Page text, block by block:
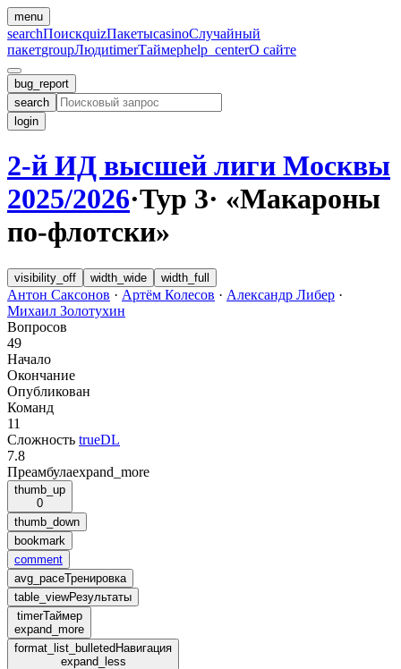
menu
searchПоискquizПакетыcasinoСлучайный
пакетgroupЛюдиtimerТаймерhelp_centerО сайте
bug_report
search
login
2-й ИД высшей лиги Москвы
2025/2026·Тур 3· «Макароны
по-флотски»
visibility_off width_wide width_full
Антон Саксонов · Артём Колесов · Александр Либер ·
Михаил Золотухин
Вопросов
49
Начало
Окончание
Опубликован
Команд
11
Сложность trueDL
7.8
Преамбулаexpand_more
thumb_up
0
thumb_down
bookmark
comment
avg_paceТренировка
table_viewРезультаты
timerТаймер
expand_more
format_list_bulleted Навигация
expand_less